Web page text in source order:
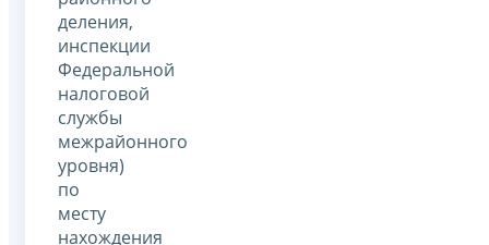
деления,
инспекции
Федеральной
налоговой
службы
межрайонного
уровня)
по
месту
нахождения